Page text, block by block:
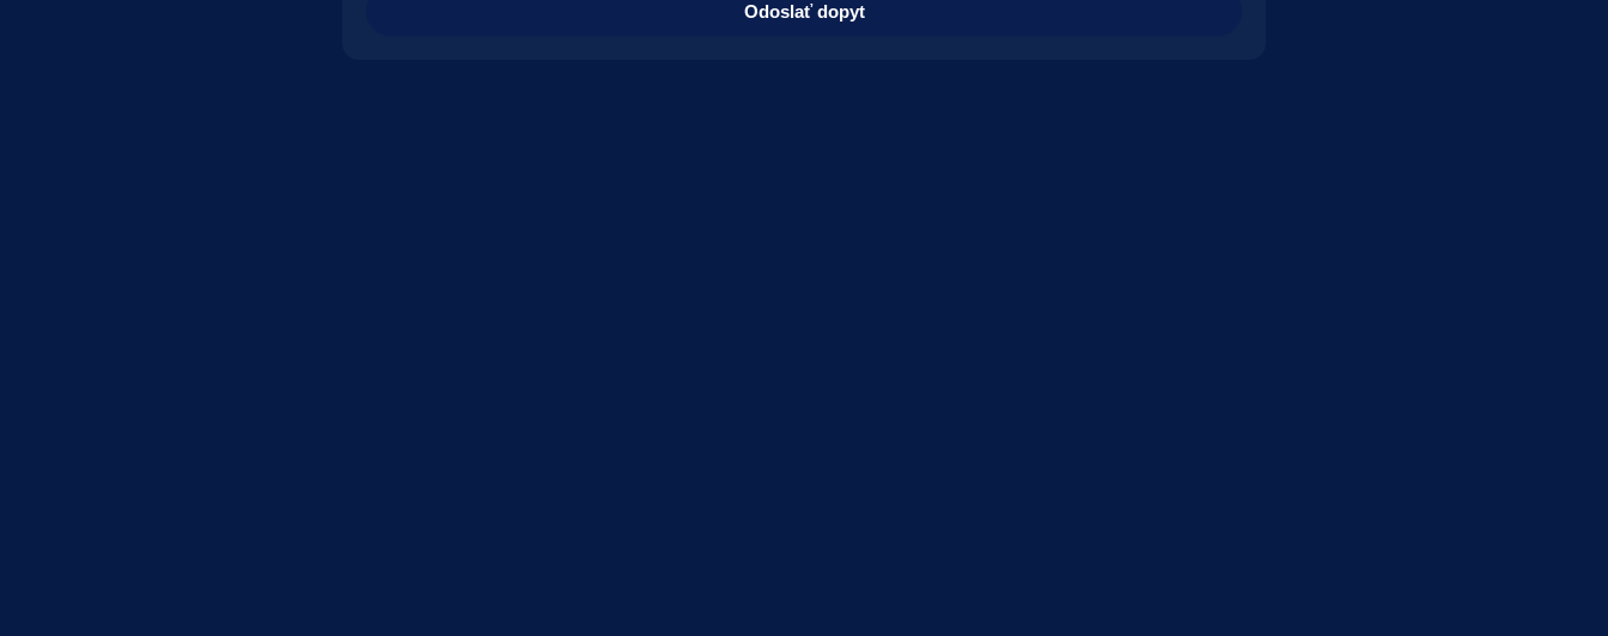
Odoslať dopyt